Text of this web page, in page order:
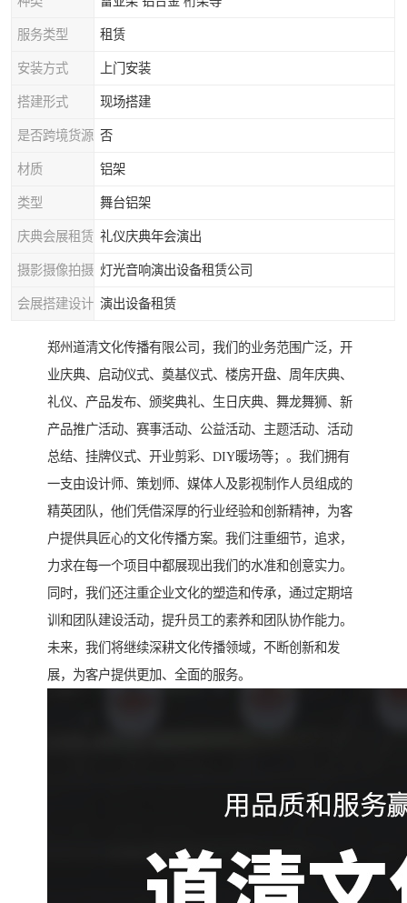
服务类型 租赁
安装方式 上门安装
搭建形式 现场搭建
是否跨境货源 否
材质 铝架
类型 舞台铝架
庆典会展租赁 礼仪庆典年会演出
摄影摄像拍摄 灯光音响演出设备租赁公司
会展搭建设计 演出设备租赁
郑州道清文化传播有限公司，我们的业务范围广泛，开
业庆典、启动仪式、奠基仪式、楼房开盘、周年庆典、
礼仪、产品发布、颁奖典礼、生日庆典、舞龙舞狮、新
产品推广活动、赛事活动、公益活动、主题活动、活动
总结、挂牌仪式、开业剪彩、DIY暖场等；。我们拥有
一支由设计师、策划师、媒体人及影视制作人员组成的
精英团队，他们凭借深厚的行业经验和创新精神，为客
户提供具匠心的文化传播方案。我们注重细节，追求，
力求在每一个项目中都展现出我们的水准和创意实力。
同时，我们还注重企业文化的塑造和传承，通过定期培
训和团队建设活动，提升员工的素养和团队协作能力。
未来，我们将继续深耕文化传播领域，不断创新和发
展，为客户提供更加、全面的服务。